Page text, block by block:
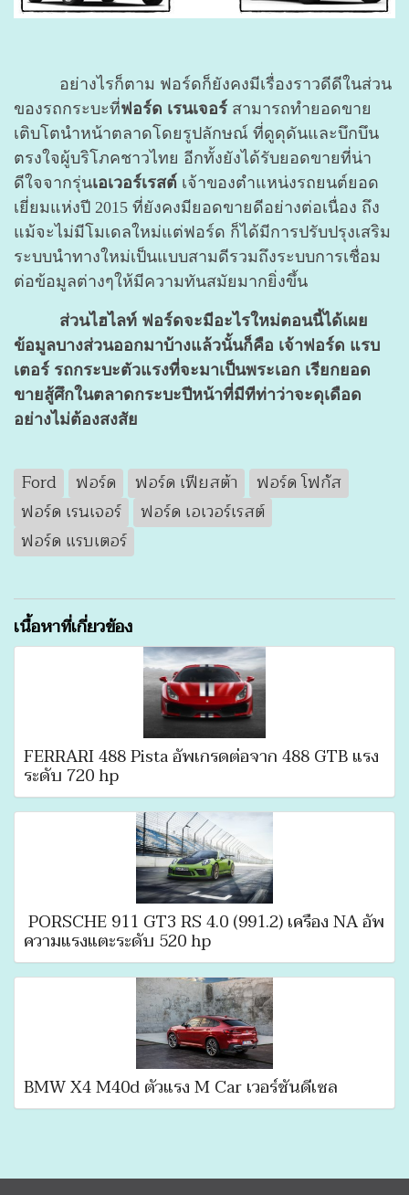
อย่างไรก็ตาม ฟอร์ดก็ยังคงมีเรื่องราวดีดีในส่วน
ของรถกระบะที่ฟอร์ด เรนเจอร์ สามารถทำยอดขาย
เติบโตนำหน้าตลาดโดยรูปลักษณ์ ที่ดูดุดันและบึกบึน
ตรงใจผู้บริโภคชาวไทย อีกทั้งยังได้รับยอดขายที่น่า
ดีใจจากรุ่นเอเวอร์เรสต์ เจ้าของตำแหน่งรถยนต์ยอด
เยี่ยมแห่งปี 2015 ที่ยังคงมียอดขายดีอย่างต่อเนื่อง ถึง
แม้จะไม่มีโมเดลใหม่แต่ฟอร์ด ก็ได้มีการปรับปรุงเสริม
ระบบนำทางใหม่เป็นแบบสามดีรวมถึงระบบการเชื่อม
ต่อข้อมูลต่างๆให้มีความทันสมัยมากยิ่งขึ้น
ส่วนไฮไลท์ ฟอร์ดจะมีอะไรใหม่ตอนนี้ได้เผย
ข้อมูลบางส่วนออกมาบ้างแล้วนั้นก็คือ เจ้าฟอร์ด แรบ
เตอร์ รถกระบะตัวแรงที่จะมาเป็นพระเอก เรียกยอด
ขายสู้ศึกในตลาดกระบะปีหน้าที่มีทีท่าว่าจะดุเดือด
อย่างไม่ต้องสงสัย
Ford ฟอร์ด ฟอร์ด เฟียสต้า
ฟอร์ด โฟกัส
ฟอร์ด เรนเจอร์
ฟอร์ด เอเวอร์เรสต์
ฟอร์ด แรบเตอร์
เนื้อหาที่เกี่ยวข้อง
FERRARI 488 Pista อัพเกรดต่อจาก 488 GTB แรง
ระดับ 720 hp
PORSCHE 911 GT3 RS 4.0 (991.2) เครื่อง NA อัพ
ความแรงแตะระดับ 520 hp
BMW X4 M40d ตัวแรง M Car เวอร์ชั่นดีเซล